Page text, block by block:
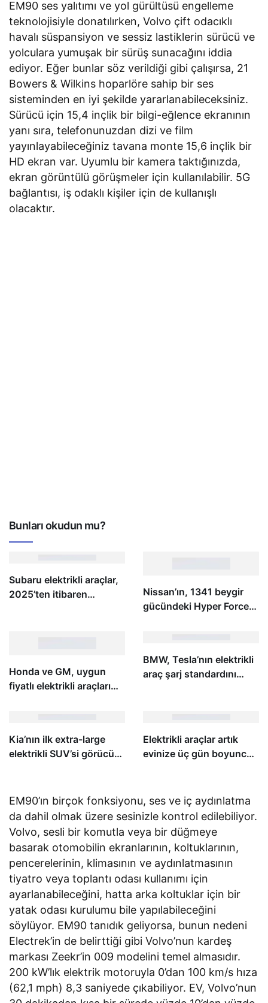
EM90 ses yalıtımı ve yol gürültüsü engelleme
teknolojisiyle donatılırken, Volvo çift odacıklı
havalı süspansiyon ve sessiz lastiklerin sürücü ve
yolculara yumuşak bir sürüş sunacağını iddia
ediyor. Eğer bunlar söz verildiği gibi çalışırsa, 21
Bowers & Wilkins hoparlöre sahip bir ses
sisteminden en iyi şekilde yararlanabileceksiniz.
Sürücü için 15,4 inçlik bir bilgi-eğlence ekranının
yanı sıra, telefonunuzdan dizi ve film
yayınlayabileceğiniz tavana monte 15,6 inçlik bir
HD ekran var. Uyumlu bir kamera taktığınızda,
ekran görüntülü görüşmeler için kullanılabilir. 5G
bağlantısı, iş odaklı kişiler için de kullanışlı
olacaktır.
Bunları okudun mu?
Subaru elektrikli araçlar,
2025’ten itibaren
Nissan’ın, 1341 beygir
gücündeki Hyper Force
otomobili ile tanışın
Honda ve GM, uygun
fiyatlı elektrikli araçları
planlarından vazgeçti
BMW, Tesla’nın elektrikli
araç şarj standardını
Kia’nın ilk extra-large
elektrikli SUV’si görücüye
Elektrikli araçlar artık
evinize üç gün boyunca
EM90’ın birçok fonksiyonu, ses ve iç aydınlatma
da dahil olmak üzere sesinizle kontrol edilebiliyor.
Volvo, sesli bir komutla veya bir düğmeye
basarak otomobilin ekranlarının, koltuklarının,
pencerelerinin, klimasının ve aydınlatmasının
tiyatro veya toplantı odası kullanımı için
ayarlanabileceğini, hatta arka koltuklar için bir
yatak odası kurulumu bile yapılabileceğini
söylüyor. EM90 tanıdık geliyorsa, bunun nedeni
Electrek’in de belirttiği gibi Volvo’nun kardeş
markası Zeekr’in 009 modelini temel almasıdır.
200 kW’lık elektrik motoruyla 0’dan 100 km/s hıza
(62,1 mph) 8,3 saniyede çıkabiliyor. EV, Volvo’nun